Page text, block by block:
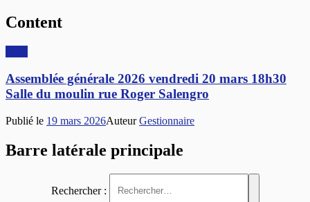
Content
Assemblée générale 2026 vendredi 20 mars 18h30
Salle du moulin rue Roger Salengro
Publié le 19 mars 2026AuteurGestionnaire
Barre latérale principale
Rechercher :